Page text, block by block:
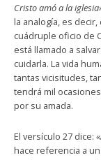
Cristo amó a la
la analogía, es
cuádruple oficio de
está llamado a
cuidarla. La vida
tantas vicisitudes,
tendrá mil
por su amada.
El versículo 27 dice:
hace referencia a